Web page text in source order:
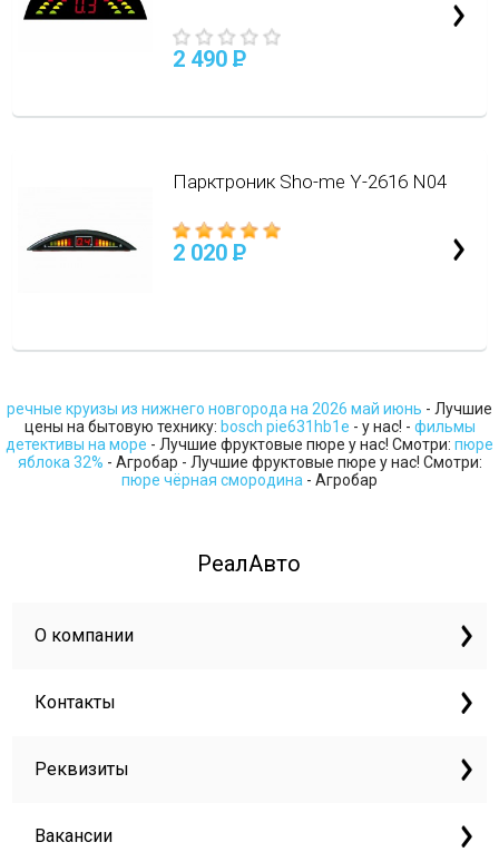
2 490 P
Парктроник Sho-me Y-2616 N04
2 020 P
речные круизы из нижнего новгорода на 2026 май июнь - Лучшие
цены на бытовую технику: bosch pie631hb1e - у нас! - фильмы
детективы на море - Лучшие фруктовые пюре у нас! Смотри: пюре
яблока 32% - Агробар - Лучшие фруктовые пюре у нас! Смотри:
пюре чёрная смородина - Агробар
РеалАвто
О компании
Контакты
Реквизиты
Вакансии